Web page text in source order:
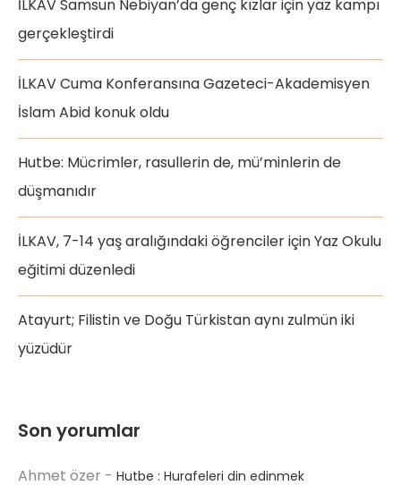
İLKAV Samsun Nebiyan’da genç kızlar için yaz kampı
gerçekleştirdi
İLKAV Cuma Konferansına Gazeteci-Akademisyen
İslam Abid konuk oldu
Hutbe: Mücrimler, rasullerin de, mü’minlerin de
düşmanıdır
İLKAV, 7-14 yaş aralığındaki öğrenciler için Yaz Okulu
eğitimi düzenledi
Atayurt; Filistin ve Doğu Türkistan aynı zulmün iki
yüzüdür
Son yorumlar
Ahmet özer - Hutbe : Hurafeleri din edinmek